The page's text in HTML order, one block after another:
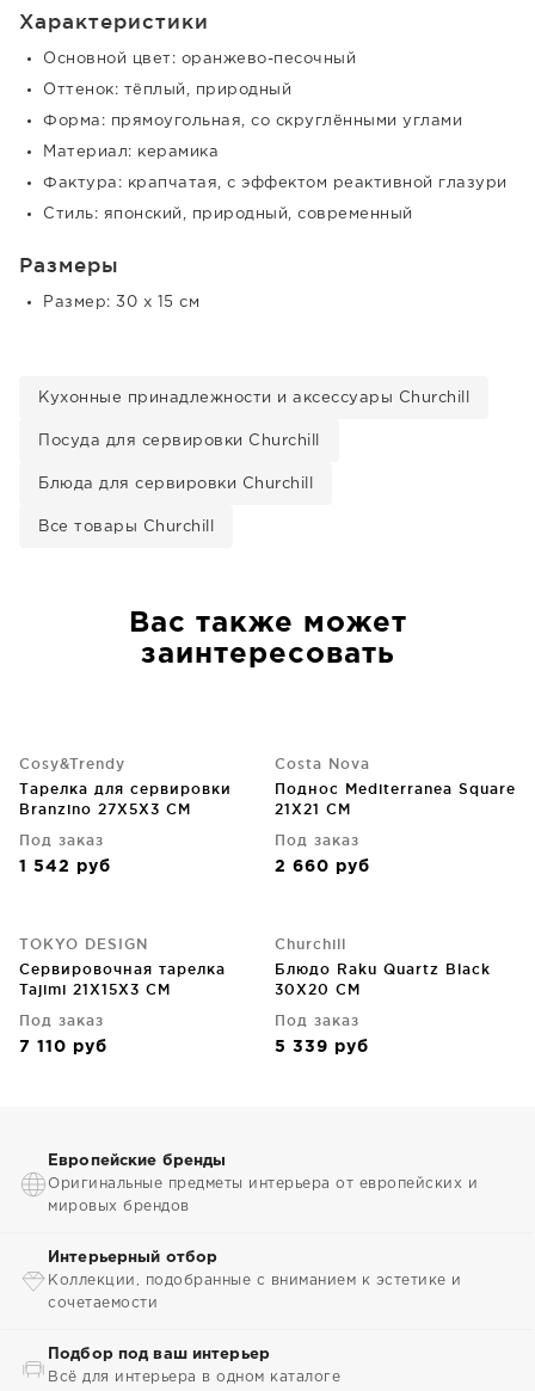
Характеристики
Основной цвет: оранжево-песочный
Оттенок: тёплый, природный
Форма: прямоугольная, со скруглёнными углами
Материал: керамика
Фактура: крапчатая, с эффектом реактивной глазури
Стиль: японский, природный, современный
Размеры
Размер: 30 x 15 см
Кухонные принадлежности и аксессуары Churchill
Посуда для сервировки Churchill
Блюда для сервировки Churchill
Все товары Churchill
Вас также может
заинтересовать
Cosy&Trendy
Тарелка для сервировки
Branzino 27X5X3 CM
Под заказ
1 542 руб
Costa Nova
Поднос Mediterranea Square
21X21 CM
Под заказ
2 660 руб
TOKYO DESIGN
Cервировочная тарелка
Tajimi 21X15X3 CM
Под заказ
7 110 руб
Churchill
Блюдо Raku Quartz Black
30X20 CM
Под заказ
5 339 руб
Европейские бренды
Оригинальные предметы интерьера от европейских и
мировых брендов
Интерьерный отбор
Коллекции, подобранные с вниманием к эстетике и
сочетаемости
Подбор под ваш интерьер
Всё для интерьера в одном каталоге